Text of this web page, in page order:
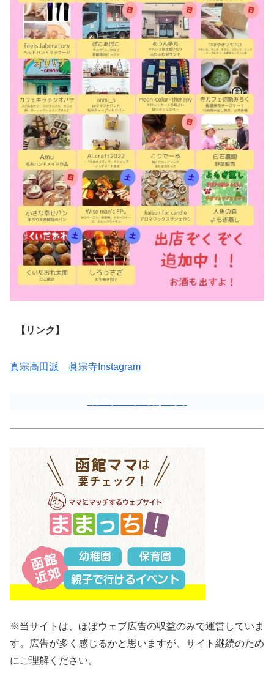
【リンク】
真宗高田派 眞宗寺Instagram
※当サイトは、ほぼウェブ広告の収益のみで運営していま
す。広告が多く感じるかと思いますが、サイト継続のため
にご理解ください。